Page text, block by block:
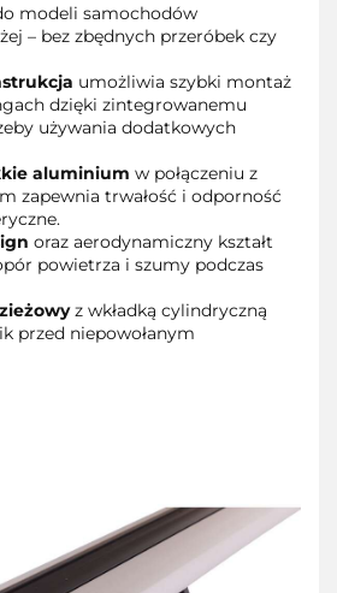
modeli samochodów
– bez zbędnych przeróbek czy
umożliwia szybki montaż
dzięki zintegrowanemu
używania dodatkowych
aluminium w połączeniu z
zapewnia trwałość i odporność
oraz aerodynamiczny kształt
powietrza i szumy podczas
z wkładką cylindryczną
przed niepowołanym